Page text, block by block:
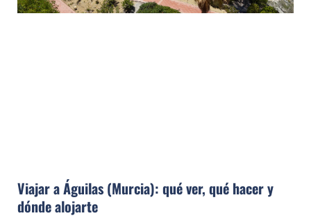
Viajar a Águilas (Murcia): qué ver, qué hacer y
dónde alojarte